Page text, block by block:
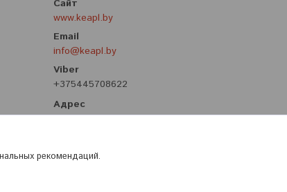
www.keapl.by
info@keapl.by
+375445708622
рекомендаций.